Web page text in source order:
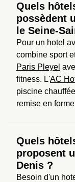
Quels
possèdent
le Seine-
Pour un hotel
combine sport
Paris Pleyel
fitness. L'AC
piscine
remise en
Quels
proposent
Denis ?
Besoin d'un